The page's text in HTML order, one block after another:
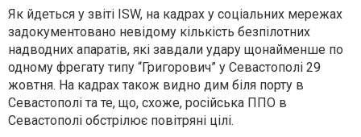
Як йдеться у звіті ISW, на кадрах у соціальних мережах
задокументовано невідому кількість безпілотних
надводних апаратів, які завдали удару щонайменше по
одному фрегату типу “Григорович” у Севастополі 29
жовтня. На кадрах також видно дим біля порту в
Севастополі та те, що, схоже, російська ППО в
Севастополі обстрілює повітряні цілі.